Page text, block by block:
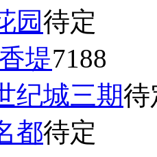
园待定
堤7188
纪城三期待
都待定